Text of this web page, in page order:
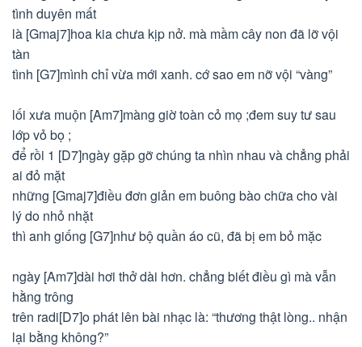
tình duyên mất
là [Gmaj7]hoa kia chưa kịp nở. mà mầm cây non đã lỡ vội
tàn
tình [G7]mình chỉ vừa mới xanh. cớ sao em nỡ vội “vàng”
lối xưa muộn [Am7]màng giờ toàn cỏ mọ ;đem suy tư sau
lớp vỏ bọ ;
để rồi 1 [D7]ngày gặp gỡ chúng ta nhìn nhau và chẳng phải
ai đỏ mặt
những [Gmaj7]điều đơn giản em buông bào chữa cho vài
lý do nhỏ nhặt
thì anh giống [G7]như bộ quần áo cũ, đã bị em bỏ mặc
ngày [Am7]dài hơi thở dài hơn. chẳng biết điều gì mà vẫn
hằng trông
trên radi[D7]o phát lên bài nhạc là: “thương thật lòng.. nhận
lại bằng không?”